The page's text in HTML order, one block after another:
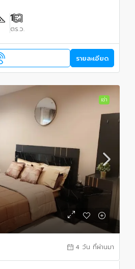
1
ตร.ว.
รายละเอียด
เช่า
4 วัน ที่ผ่านมา